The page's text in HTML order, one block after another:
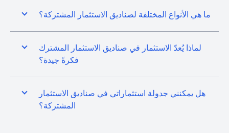
ما هي الأنواع المختلفة لصناديق الاستثمار المشتركة؟
لماذا يُعدّ الاستثمار في صناديق الاستثمار المشترك
فكرةً جيدة؟
هل يمكنني جدولة استثماراتي في صناديق الاستثمار
المشتركة؟